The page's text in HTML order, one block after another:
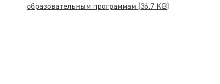
образовательным программам (36.7 KB)